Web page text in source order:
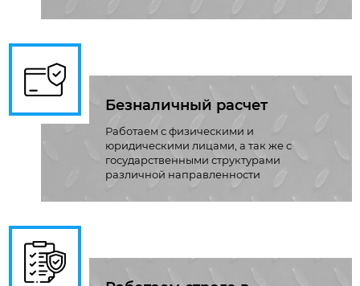
Безналичный расчет
Работаем с физическими и
юридическими лицами, а так же с
государственными структурами
различной направленности